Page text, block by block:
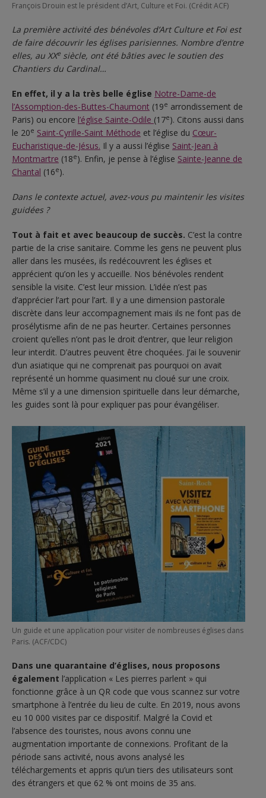
François Drouin est le président d’Art, Culture et Foi. (Crédit ACF)
La première activité des bénévoles d’Art Culture et Foi est
de faire découvrir les églises parisiennes. Nombre d’entre
elles, au XXe siècle, ont été bâties avec le soutien des
Chantiers du Cardinal…
En effet, il y a la très belle église Notre-Dame-de
l’Assomption-des-Buttes-Chaumont (19e arrondissement de
Paris) ou encore l’église Sainte-Odile (17e). Citons aussi dans
le 20e Saint-Cyrille-Saint Méthode et l’église du Cœur-
Eucharistique-de-Jésus. Il y a aussi l’église Saint-Jean à
Montmartre (18e). Enfin, je pense à l’église Sainte-Jeanne de
Chantal (16e).
Dans le contexte actuel, avez-vous pu maintenir les visites
guidées ?
Tout à fait et avec beaucoup de succès. C’est la contre
partie de la crise sanitaire. Comme les gens ne peuvent plus
aller dans les musées, ils redécouvrent les églises et
apprécient qu’on les y accueille. Nos bénévoles rendent
sensible la visite. C’est leur mission. L’idée n’est pas
d’apprécier l’art pour l’art. Il y a une dimension pastorale
discrète dans leur accompagnement mais ils ne font pas de
prosélytisme afin de ne pas heurter. Certaines personnes
croient qu’elles n’ont pas le droit d’entrer, que leur religion
leur interdit. D’autres peuvent être choquées. J’ai le souvenir
d’un asiatique qui ne comprenait pas pourquoi on avait
représenté un homme quasiment nu cloué sur une croix.
Même s’il y a une dimension spirituelle dans leur démarche,
les guides sont là pour expliquer pas pour évangéliser.
Un guide et une application pour visiter de nombreuses églises dans
Paris. (ACF/CDC)
Dans une quarantaine d’églises, nous proposons
également l’application « Les pierres parlent » qui
fonctionne grâce à un QR code que vous scannez sur votre
smartphone à l’entrée du lieu de culte. En 2019, nous avons
eu 10 000 visites par ce dispositif. Malgré la Covid et
l’absence des touristes, nous avons connu une
augmentation importante de connexions. Profitant de la
période sans activité, nous avons analysé les
téléchargements et appris qu’un tiers des utilisateurs sont
des étrangers et que 62 % ont moins de 35 ans.